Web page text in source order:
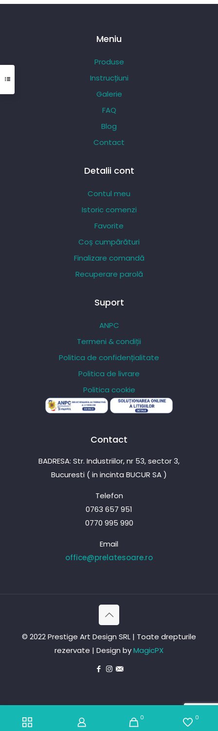
Meniu
Produse
Instrucțiuni
Galerie
FAQ
Blog
Contact
Detalii cont
Contul meu
Istoric comenzi
Favorite
Coș cumpărături
Finalizare comandă
Recuperare parolă
Suport
ANPC
Termeni & condiții
Politica de confidențialitate
Politica de livrare
Politica cookie
Contact
BADRESA: Str. Industriilor, nr 53, sector 3,
Bucuresti ( in incinta BUCUR SA )
Telefon
0763 657 951
0770 995 990
Email
office@prelatesoare.ro
© 2022 Prestige Art Design SRL | Toate drepturile
rezervate | Design byMagicPX
0 0